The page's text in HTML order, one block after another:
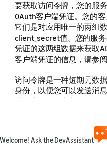
要获取访问令牌，您的服
OAuth客户端凭证。您的
它们是对应用唯一的两组
client_secret值。您的服
凭证的这两组数据来获取
客户端凭证的信息，请参阅
访问令牌是一种短​期元数
身份，以便您可以发送消
时，该消息请求必须包含
令牌过期后获取一个新的
服务器之间共享访问令牌
服务器而言，获取它们自
Welcome! Ask the DevAssistant